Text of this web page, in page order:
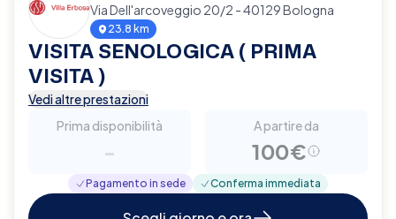
Via Dell'arcoveggio 20/2 - 40129 Bologna
23.8 km
VISITA SENOLOGICA ( PRIMA
VISITA )
Vedi altre prestazioni
Prima disponibilità
-
A partire da
100€
Pagamento in sede Conferma immediata